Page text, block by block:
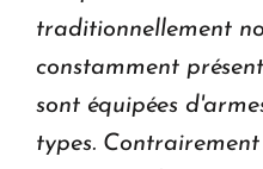
traditionnellement
constamment
sont équipées
types.